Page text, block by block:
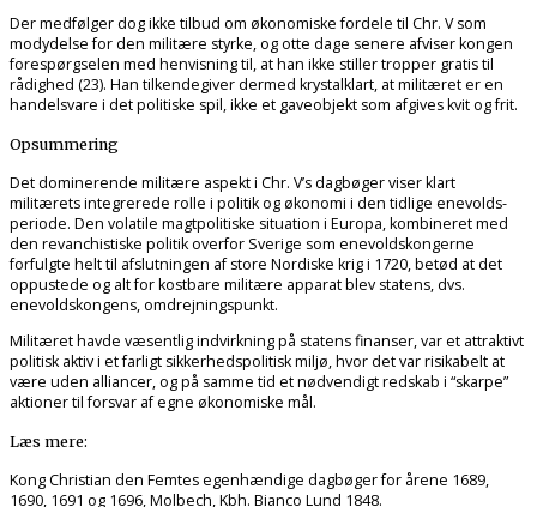
Der medfølger dog ikke tilbud om økonomiske fordele til Chr. V som
modydelse for den militære styrke, og otte dage senere afviser kongen
forespørgselen med henvisning til, at han ikke stiller tropper gratis til
rådighed (23). Han tilkendegiver dermed krystalklart, at militæret er en
handelsvare i det politiske spil, ikke et gaveobjekt som afgives kvit og frit.
Opsummering
Det dominerende militære aspekt i Chr. V’s dagbøger viser klart
militærets integrerede rolle i politik og økonomi i den tidlige enevolds-
periode. Den volatile magtpolitiske situation i Europa, kombineret med
den revanchistiske politik overfor Sverige som enevoldskongerne
forfulgte helt til afslutningen af store Nordiske krig i 1720, betød at det
oppustede og alt for kostbare militære apparat blev statens, dvs.
enevoldskongens, omdrejningspunkt.
Militæret havde væsentlig indvirkning på statens finanser, var et attraktivt
politisk aktiv i et farligt sikkerhedspolitisk miljø, hvor det var risikabelt at
være uden alliancer, og på samme tid et nødvendigt redskab i “skarpe”
aktioner til forsvar af egne økonomiske mål.
Læs mere:
Kong Christian den Femtes egenhændige dagbøger for årene 1689,
1690, 1691 og 1696, Molbech, Kbh. Bianco Lund 1848.